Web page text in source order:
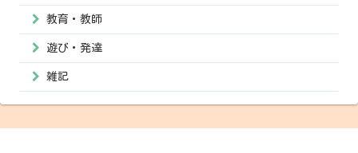
教育・教師
遊び・発達
雑記